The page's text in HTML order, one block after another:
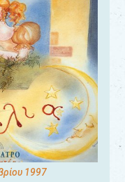
1997